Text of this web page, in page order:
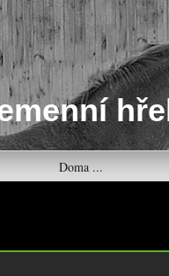
Doma ...